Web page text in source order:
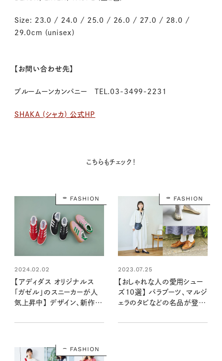
Size: 23.0 / 24.0 / 25.0 / 26.0 / 27.0 / 28.0 /
29.0cm (unisex)
【お問い合わせ先】
ブルームーンカンパニー TEL.03-3499-2231
SHAKA ( シャカ ) 公式 HP
こちらもチェック！
FASHION
2024.02.02
【アディダス オリジナルス
「ガゼル」のスニーカーが人
気上昇中】 デザイン、新作、
説 Vol.2
FASHION
2023.07.25
【おしゃれな人の愛用シュー
ズ10選】 パラブーツ、マルジ
ェラのタビなどの名品が登
FASHION